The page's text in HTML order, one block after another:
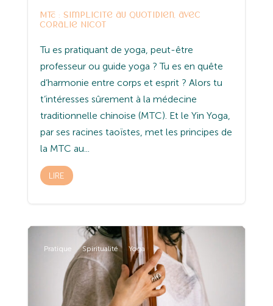
MTC : simplicité au quotidien, avec
Coralie Nicot
Tu es pratiquant de yoga, peut-être
professeur ou guide yoga ? Tu es en quête
d’harmonie entre corps et esprit ? Alors tu
t’intéresses sûrement à la médecine
traditionnelle chinoise (MTC). Et le Yin Yoga,
par ses racines taoïstes, met les principes de
la MTC au...
LIRE
Pratique Spiritualité Yoga